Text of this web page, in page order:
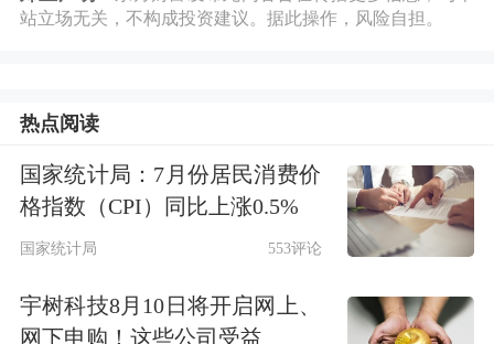
站立场无关，不构成投资建议。据此操作，风险自担。
热点阅读
国家统计局：7月份居民消费价
格指数（CPI）同比上涨0.5%
国家统计局 553评论
宇树科技8月10日将开启网上、
网下申购！这些公司受益